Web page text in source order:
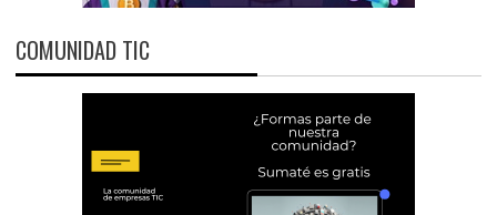
COMUNIDAD TIC